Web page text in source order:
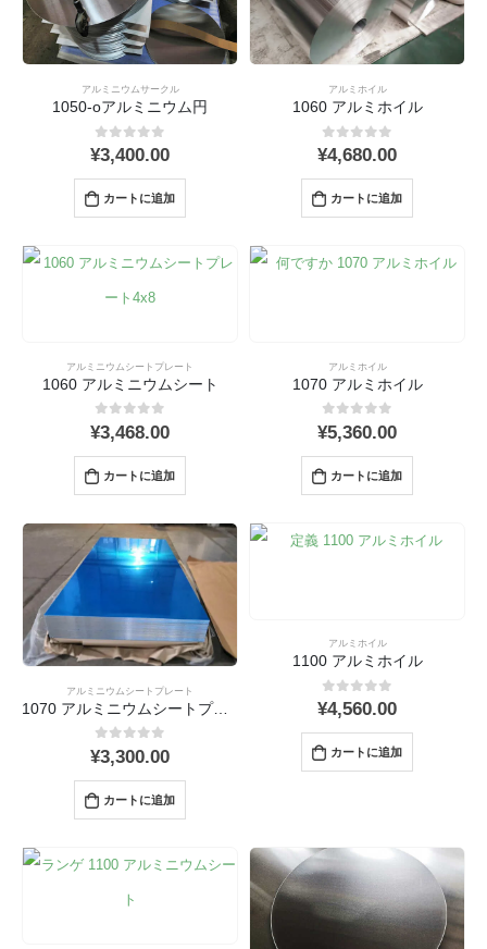
アルミニウムサークル
1050-oアルミニウム円
0out 5
¥3,400.00
カートに追加
アルミホイル
1060 アルミホイル
0out 5
¥4,680.00
カートに追加
アルミニウムシートプレート
1060 アルミニウムシート
0out 5
¥3,468.00
カートに追加
アルミホイル
1070 アルミホイル
0out 5
¥5,360.00
カートに追加
アルミニウムシートプレート
1070 アルミニウムシートプレート
0out 5
¥3,300.00
カートに追加
アルミホイル
1100 アルミホイル
0out 5
¥4,560.00
カートに追加